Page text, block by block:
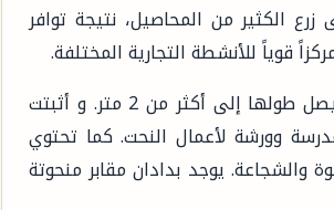
الكثير من المحاصيل، نتيجة توافر
قوياً للأنشطة التجارية المختلفة.
تميزت الحضارة الدادانية أيضاً بتماثيل وحفريات كبيرة الحجم يصل طولها إلى أكثر من 2 متر. و أثبتت
وورشة لأعمال النحت. كما تحتوي
يوجد بدادان مقابر منحوتة